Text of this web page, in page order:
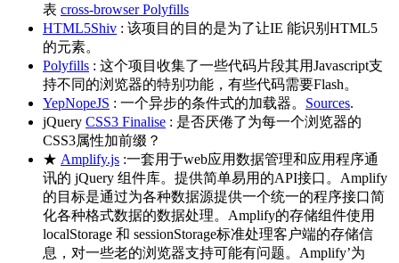
表 cross-browser Polyfills
HTML5Shiv : 该项目的目的是为了让IE 能识别HTML5
的元素。
Polyfills : 这个项目收集了一些代码片段其用Javascript支
持不同的浏览器的特别功能，有些代码需要Flash。
YepNopeJS : 一个异步的条件式的加载器。 Sources.
jQuery CSS3 Finalise : 是否厌倦了为每一个浏览器的
CSS3属性加前缀？
★ Amplify.js :一套用于web应用数据管理和应用程序通
讯的 jQuery 组件库。提供简单易用的API接口。Amplify
的目标是通过为各种数据源提供一个统一的程序接口简
化各种格式数据的数据处理。Amplify的存储组件使用
localStorage 和 sessionStorage标准处理客户端的存储信
息，对一些老的浏览器支持可能有问题。Amplify’为